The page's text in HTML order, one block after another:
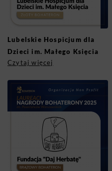
Lubelskie Hospicjum dla
Dzieci im. Małego Księcia
Czytaj więcej